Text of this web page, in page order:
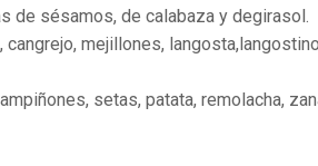
de sésamos, de calabaza y degirasol.
cangrejo, mejillones,
setas, patata, remolacha,